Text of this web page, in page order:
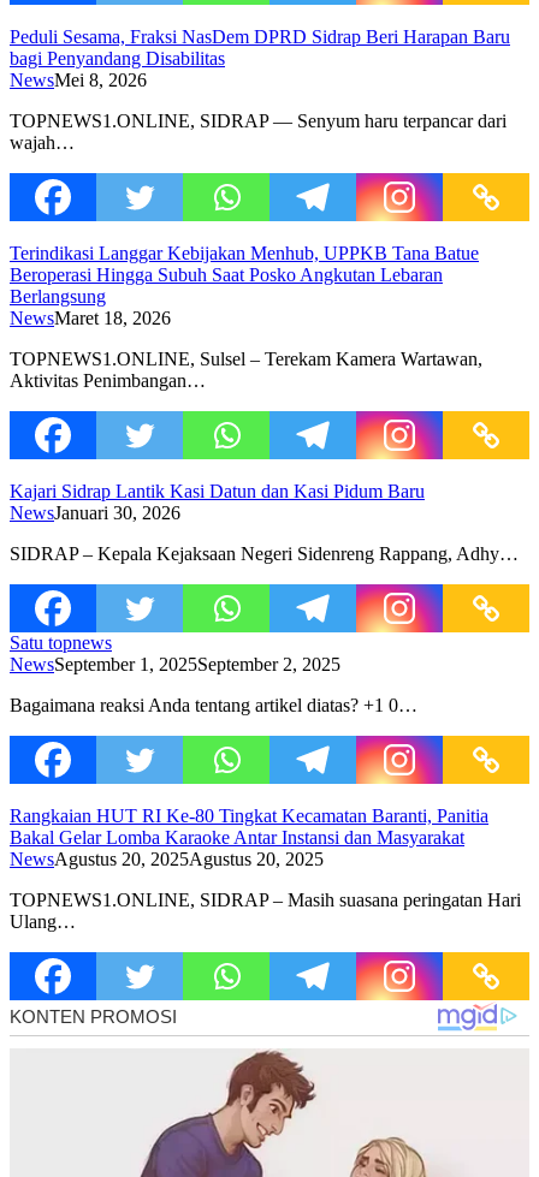
Peduli Sesama, Fraksi NasDem DPRD Sidrap Beri Harapan Baru
bagi Penyandang Disabilitas
NewsMei 8, 2026
TOPNEWS1.ONLINE, SIDRAP — Senyum haru terpancar dari
wajah…
Terindikasi Langgar Kebijakan Menhub, UPPKB Tana Batue
Beroperasi Hingga Subuh Saat Posko Angkutan Lebaran
Berlangsung
NewsMaret 18, 2026
TOPNEWS1.ONLINE, Sulsel – Terekam Kamera Wartawan,
Aktivitas Penimbangan…
Kajari Sidrap Lantik Kasi Datun dan Kasi Pidum Baru
NewsJanuari 30, 2026
SIDRAP – Kepala Kejaksaan Negeri Sidenreng Rappang, Adhy…
Satu topnews
NewsSeptember 1, 2025September 2, 2025
Bagaimana reaksi Anda tentang artikel diatas? +1 0…
Rangkaian HUT RI Ke-80 Tingkat Kecamatan Baranti, Panitia
Bakal Gelar Lomba Karaoke Antar Instansi dan Masyarakat
NewsAgustus 20, 2025Agustus 20, 2025
TOPNEWS1.ONLINE, SIDRAP – Masih suasana peringatan Hari
Ulang…